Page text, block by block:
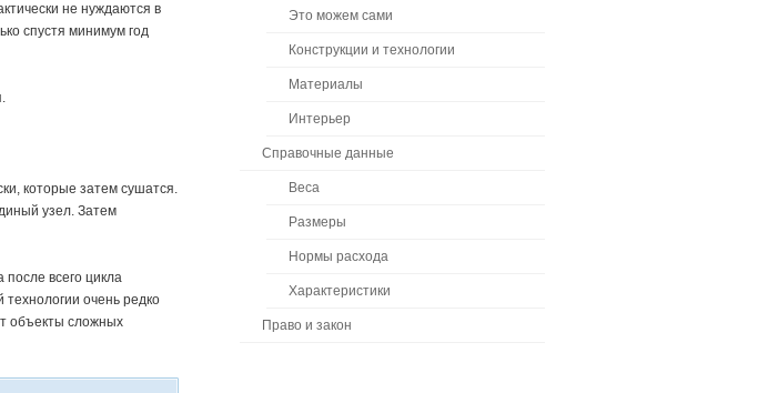
не нуждаются в
спустя минимум год
которые затем сушатся.
узел. Затем
всего цикла
очень редко
объекты сложных
Это можем сами
Конструкции и технологии
Материалы
Интерьер
Справочные данные
Веса
Размеры
Нормы расхода
Характеристики
Право и закон